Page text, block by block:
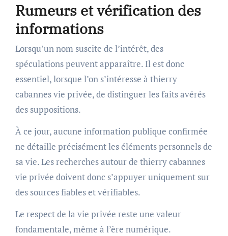
Rumeurs et vérification des
informations
Lorsqu’un nom suscite de l’intérêt, des
spéculations peuvent apparaître. Il est donc
essentiel, lorsque l’on s’intéresse à thierry
cabannes vie privée, de distinguer les faits avérés
des suppositions.
À ce jour, aucune information publique confirmée
ne détaille précisément les éléments personnels de
sa vie. Les recherches autour de thierry cabannes
vie privée doivent donc s’appuyer uniquement sur
des sources fiables et vérifiables.
Le respect de la vie privée reste une valeur
fondamentale, même à l’ère numérique.